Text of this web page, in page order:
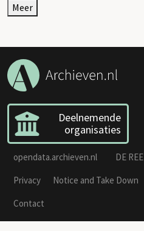
Meer
Deelnemende
organisaties
opendata.archieven.nl DE REE
Privacy
Notice and Take Down
Contact